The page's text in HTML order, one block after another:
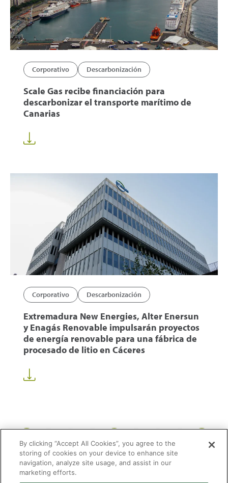
Corporativo Descarbonización
Scale Gas recibe financiación para
descarbonizar el transporte marítimo de
Canarias
Corporativo Descarbonización
Extremadura New Energies, Alter Enersun
y Enagás Renovable impulsarán proyectos
de energía renovable para una fábrica de
procesado de litio en Cáceres
By clicking “Accept All Cookies”, you agree to the
storing of cookies on your device to enhance site
navigation, analyze site usage, and assist in our
marketing efforts.